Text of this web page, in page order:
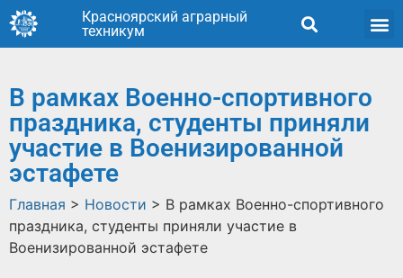
Красноярский аграрный
техникум
В рамках Военно-спортивного
праздника, студенты приняли
участие в Военизированной
эстафете
Главная > Новости > В рамках Военно-спортивного
праздника, студенты приняли участие в
Военизированной эстафете